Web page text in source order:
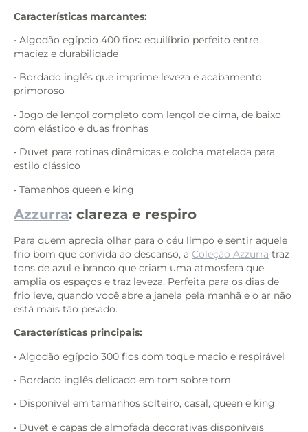
Características marcantes:
• Algodão egípcio 400 fios: equilíbrio perfeito entre
maciez e durabilidade
• Bordado inglês que imprime leveza e acabamento
primoroso
• Jogo de lençol completo com lençol de cima, de baixo
com elástico e duas fronhas
• Duvet para rotinas dinâmicas e colcha matelada para
estilo clássico
• Tamanhos queen e king
Azzurra: clareza e respiro
Para quem aprecia olhar para o céu limpo e sentir aquele
frio bom que convida ao descanso, a Coleção Azzurra traz
tons de azul e branco que criam uma atmosfera que
amplia os espaços e traz leveza. Perfeita para os dias de
frio leve, quando você abre a janela pela manhã e o ar não
está mais tão pesado.
Características principais:
• Algodão egípcio 300 fios com toque macio e respirável
• Bordado inglês delicado em tom sobre tom
• Disponível em tamanhos solteiro, casal, queen e king
• Duvet e capas de almofada decorativas disponíveis